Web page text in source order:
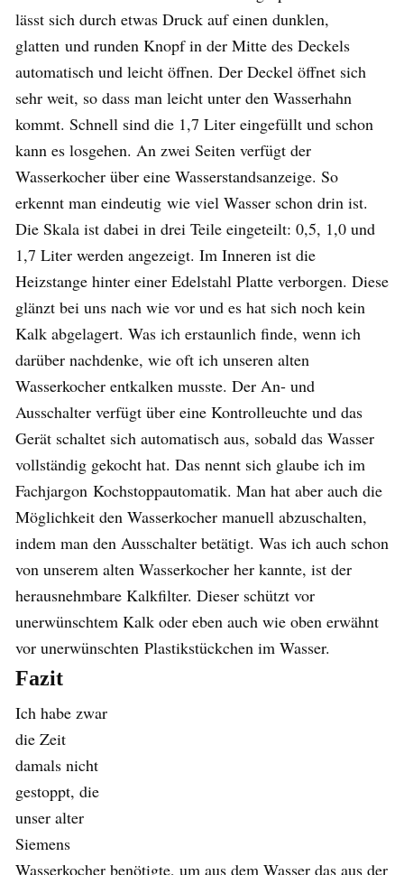
lässt sich durch etwas Druck auf einen dunklen,
glatten und runden Knopf in der Mitte des Deckels
automatisch und leicht öffnen. Der Deckel öffnet sich
sehr weit, so dass man leicht unter den Wasserhahn
kommt. Schnell sind die 1,7 Liter eingefüllt und schon
kann es losgehen. An zwei Seiten verfügt der
Wasserkocher über eine Wasserstandsanzeige. So
erkennt man eindeutig wie viel Wasser schon drin ist.
Die Skala ist dabei in drei Teile eingeteilt: 0,5, 1,0 und
1,7 Liter werden angezeigt. Im Inneren ist die
Heizstange hinter einer Edelstahl Platte verborgen. Diese
glänzt bei uns nach wie vor und es hat sich noch kein
Kalk abgelagert. Was ich erstaunlich finde, wenn ich
darüber nachdenke, wie oft ich unseren alten
Wasserkocher entkalken musste. Der An- und
Ausschalter verfügt über eine Kontrolleuchte und das
Gerät schaltet sich automatisch aus, sobald das Wasser
vollständig gekocht hat. Das nennt sich glaube ich im
Fachjargon Kochstoppautomatik. Man hat aber auch die
Möglichkeit den Wasserkocher manuell abzuschalten,
indem man den Ausschalter betätigt. Was ich auch schon
von unserem alten Wasserkocher her kannte, ist der
herausnehmbare Kalkfilter. Dieser schützt vor
unerwünschtem Kalk oder eben auch wie oben erwähnt
vor unerwünschten Plastikstückchen im Wasser.
Fazit
Ich habe zwar
die Zeit
damals nicht
gestoppt, die
unser alter
Siemens
Wasserkocher benötigte, um aus dem Wasser das aus der